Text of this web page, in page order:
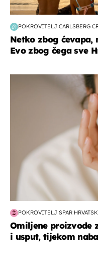
POKROVITELJ CARLSBERG
Netko zbog ćevapa,
Evo zbog čega sve
moda & ljepota
POKROVITELJ SPAR
Omiljene proizvode
i usput, tijekom